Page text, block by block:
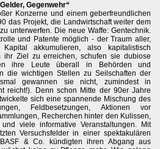
Gegenwehr“
Konzerne und einem geberfreundlichen
das Projekt, die Landwirtschaft weiter dem
unterwerfen. Die neue Waffe: Gentechnik.
und Patente möglich - der Traum aller,
akkumulieren, also kapitalistisch
ihr Ziel zu erreichen, schufen sie dubiose
ihre Leute überall in Behörden und
die wichtigen Stellen zu Seilschaften der
gewannen sie nicht, zumindest in
reicht!). Denn schon Mitte der 90er Jahre
sich eine spannende Mischung des
Feldbesetzungen, Aktionen vor
Recherchen hinter den Kulissen,
und viele informative Veranstaltungen. Mit
Versuchsfelder in einer spektakulären
& Co. kündigten ihren Abgang aus